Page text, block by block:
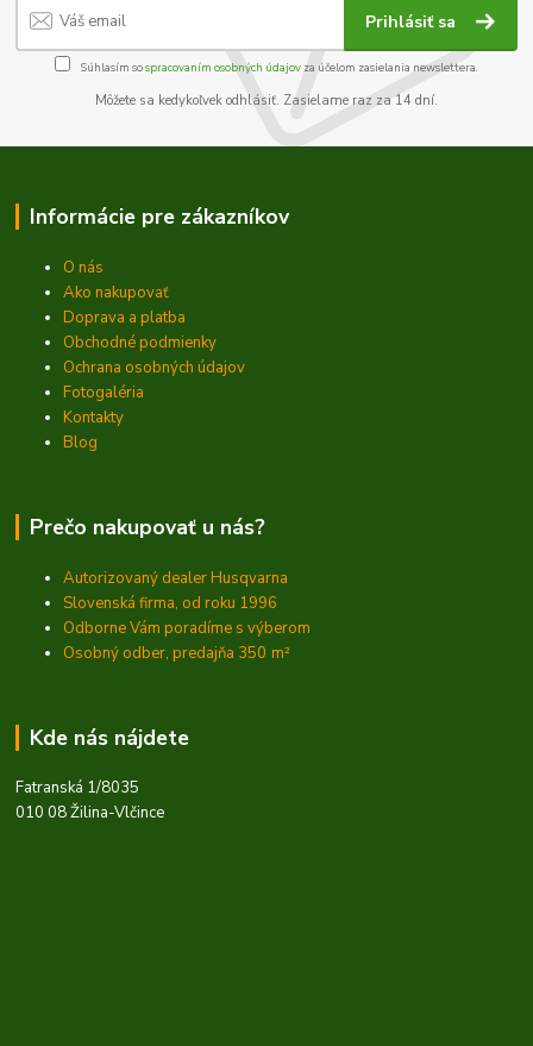
Prihlásiť sa
Súhlasím sospracovaním osobných údajov za účelom zasielania newslettera.
Môžete sa kedykoľvek odhlásiť. Zasielame raz za 14 dní.
Informácie pre zákazníkov
O nás
Ako nakupovať
Doprava a platba
Obchodné podmienky
Ochrana osobných údajov
Fotogaléria
Kontakty
Blog
Prečo nakupovať u nás?
Autorizovaný dealer Husqvarna
Slovenská firma, od roku 1996
Odborne Vám poradíme s výberom
Osobný odber, predajňa 350 m²
Kde nás nájdete
Fatranská 1/8035
010 08 Žilina-Vlčince